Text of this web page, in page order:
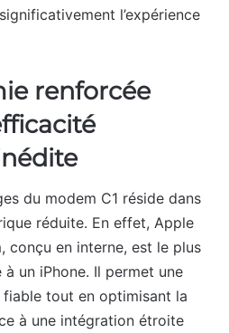
l’expérience
renforcée
du modem C1 réside dans
réduite. En effet, Apple
conçu en interne, est le plus
un iPhone. Il permet une
tout en optimisant la
à une intégration étroite